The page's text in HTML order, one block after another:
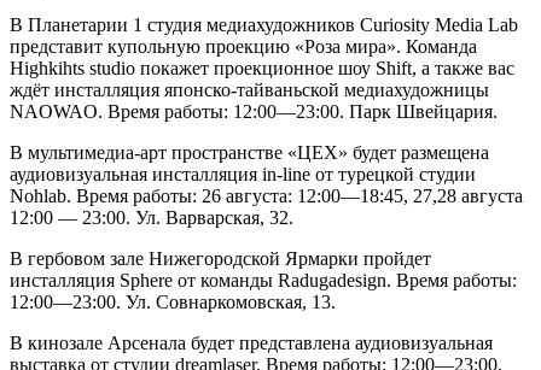
В Планетарии 1 студия медиахудожников Curiosity Media Lab
представит купольную проекцию «Роза мира». Команда
Highkihts studio покажет проекционное шоу Shift, а также вас
ждёт инсталляция японско-тайваньской медиахудожницы
NAOWAO. Время работы: 12:00—23:00. Парк Швейцария.
В мультимедиа-арт пространстве «ЦЕХ» будет размещена
аудиовизуальная инсталляция in-line от турецкой студии
Nohlab. Время работы: 26 августа: 12:00—18:45, 27,28 августа
12:00 — 23:00. Ул. Варварская, 32.
В гербовом зале Нижегородской Ярмарки пройдет
инсталляция Sphere от команды Radugadesign. Время работы:
12:00—23:00. Ул. Совнаркомовская, 13.
В кинозале Арсенала будет представлена аудиовизуальная
выставка от студии dreamlaser. Время работы: 12:00—23:00.